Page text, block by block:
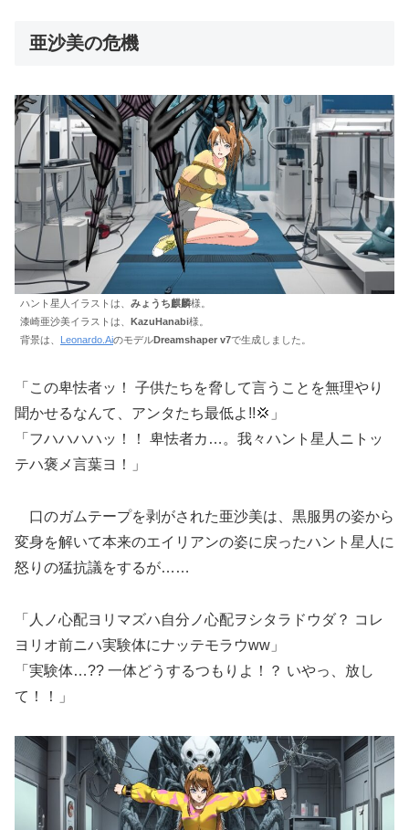
亜沙美の危機
ハント星人イラストは、 みょうち麒麟様。
漆崎亜沙美イラストは、
KazuHanabi様。
背景は、
Leonardo.AiのモデルDreamshaper v7で生成しました。
「この卑怯者ッ！ 子供たちを脅して言うことを無理やり
聞かせるなんて、アンタたち最低よ!!💢」
「フハハハハッ！！ 卑怯者カ…。我々ハント星人ニトッ
テハ褒メ言葉ヨ！」
口のガムテープを剥がされた亜沙美は、黒服男の姿から
変身を解いて本来のエイリアンの姿に戻ったハント星人に
怒りの猛抗議をするが……
「人ノ心配ヨリマズハ自分ノ心配ヲシタラドウダ？ コレ
ヨリオ前ニハ実験体にナッテモラウww」
「実験体…?? 一体どうするつもりよ！？ いやっ、放し
て！！」